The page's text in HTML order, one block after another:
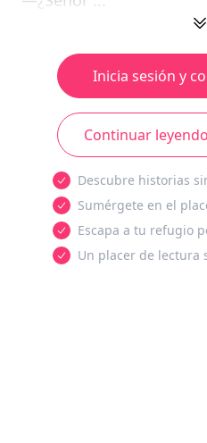
Inicia sesión y
Continuar
Descubre historias
Sumérgete en el
Escapa a tu refugio
Un placer de lectura